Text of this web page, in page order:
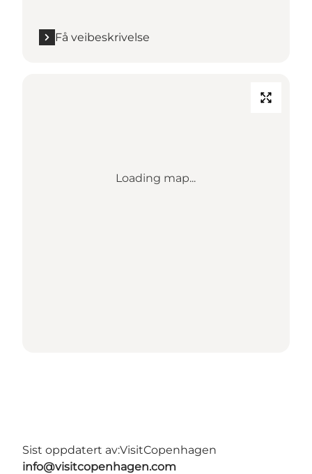
Få veibeskrivelse
Loading map...
Sist oppdatert av:VisitCopenhagen
info@visitcopenhagen.com